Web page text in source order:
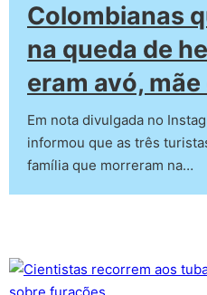
Colombianas
na queda de
eram avó, mãe
Em nota divulgada no
informou que as três
família que morreram na…